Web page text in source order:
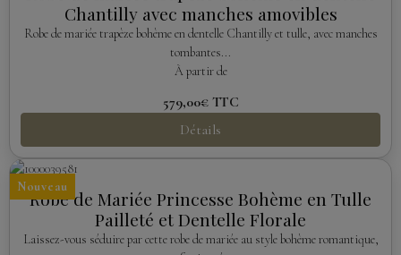
Chantilly avec manches amovibles
Robe de mariée trapèze bohème en dentelle Chantilly et tulle, avec manches
tombantes...
À partir de
579,00€ TTC
Détails
Nouveau
Robe de Mariée Princesse Bohème en Tulle
Pailleté et Dentelle Florale
Laissez-vous séduire par cette robe de mariée au style bohème romantique,